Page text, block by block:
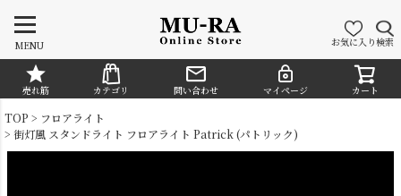
MENU お気に入り検索
CATEGORY
売れ筋 カテゴリ 問い合わせ マイページ カート
TOP
フロアライト
街灯風 スタンドライト フロアライト Patrick (パトリック)